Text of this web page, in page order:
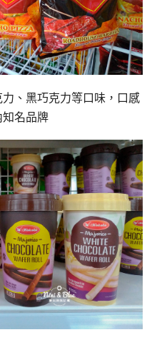
、黑巧克力等口味，口感
知名品牌